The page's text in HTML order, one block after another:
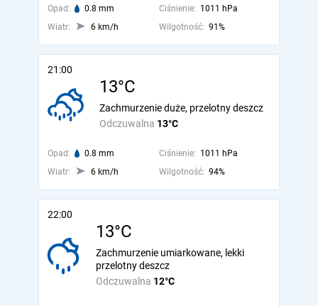
Opad: 0.8 mm Ciśnienie: 1011 hPa
Wiatr:
6 km/h Wilgotność: 91%
21:00
13°C
Odczuwalna 13°C
Zachmurzenie duże, przelotny deszcz
Opad: 0.8 mm Ciśnienie: 1011 hPa
Wiatr:
6 km/h Wilgotność: 94%
22:00
13°C
Odczuwalna 12°C
Zachmurzenie umiarkowane, lekki
przelotny deszcz